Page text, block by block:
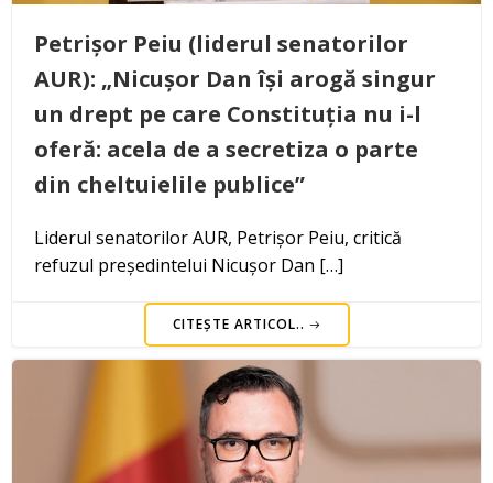
Petrișor Peiu (liderul senatorilor
AUR): „Nicușor Dan își arogă singur
un drept pe care Constituția nu i-l
oferă: acela de a secretiza o parte
din cheltuielile publice”
Liderul senatorilor AUR, Petrișor Peiu, critică
refuzul președintelui Nicușor Dan […]
CITEȘTE ARTICOL..